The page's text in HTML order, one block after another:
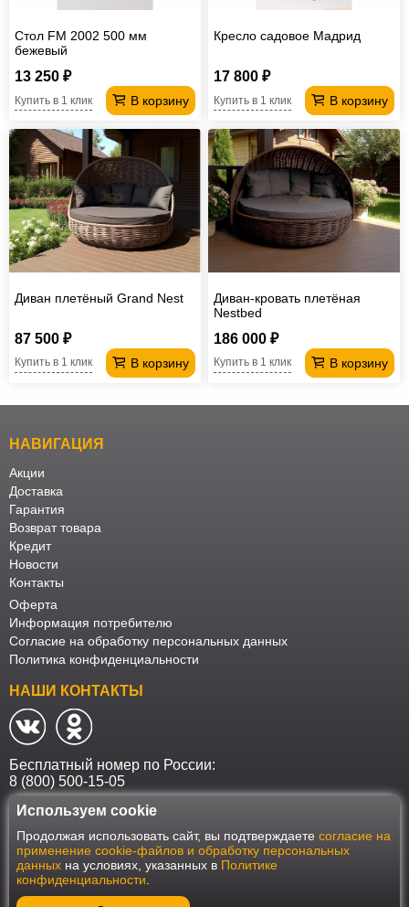
Стол FM 2002 500 мм
бежевый
13 250 ₽
В корзину
Купить в 1 клик
Кресло садовое Мадрид
17 800 ₽
В корзину
Купить в 1 клик
Диван плетёный Grand Nest
87 500 ₽
В корзину
Купить в 1 клик
Диван-кровать плетёная
Nestbed
186 000 ₽
В корзину
Купить в 1 клик
НАВИГАЦИЯ
Акции
Доставка
Гарантия
Возврат товара
Кредит
Новости
Контакты
Оферта
Информация потребителю
Согласие на обработку персональных данных
Политика конфиденциальности
НАШИ КОНТАКТЫ
Бесплатный номер по России:
8 (800) 500-15-05
Наш интернет-магазин работает в соответствии с требованиями
Федерального закона от 27 июля 2006 года №152-ФЗ "О персональных
данных". Оформить заказ на сайте Мебеласка возможно только при
наличии согласия на обработку Ваших персональных данных. Для
улучшения работы сайта и его взаимодействия с пользователями мы
используем файлы cookie. Продолжая пользоваться сайтом, вы
Используем cookie
Продолжая использовать сайт, вы подтверждаете согласие на
применение cookie-файлов и обработку персональных
данных на условиях, указанных в Политике
конфиденциальности